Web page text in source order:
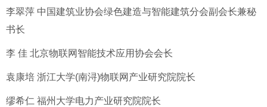
李翠萍 中国建筑业协会绿色建造与智能建筑分会副会长兼秘
书长
李 佳 北京物联网智能技术应用协会会长
袁康培 浙江大学(南浔)物联网产业研究院院长
缪希仁 福州大学电力产业研究院院长